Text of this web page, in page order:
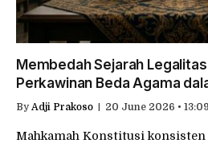
Membedah Sejarah
Perkawinan Beda Agama
By Adji Prakoso 20 June 2026 •
Mahkamah Konstitusi